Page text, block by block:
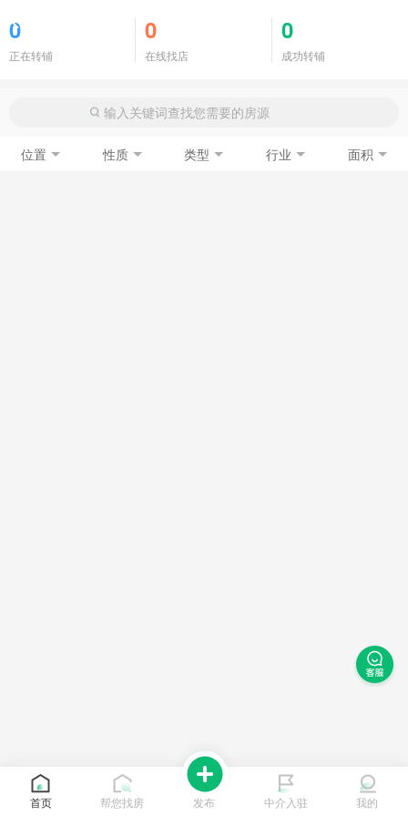
0
正在转铺
0
在线找店
0
成功转铺
位置 性质 类型 行业 面积
首页 帮您找房 发布 中介入驻 我的